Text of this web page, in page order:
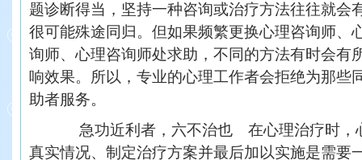
题诊断得当，坚持一种咨询或治疗方法往往就会
很可能殊途同归。但如果频繁更换心理咨询师、
询师、心理咨询师处求助，不同的方法有时会有
响效果。所以，专业的心理工作者会拒绝为那些
助者服务。
急功近利者，六不治也 在心理治疗时，
真实情况、制定治疗方案并最后加以实施是需要